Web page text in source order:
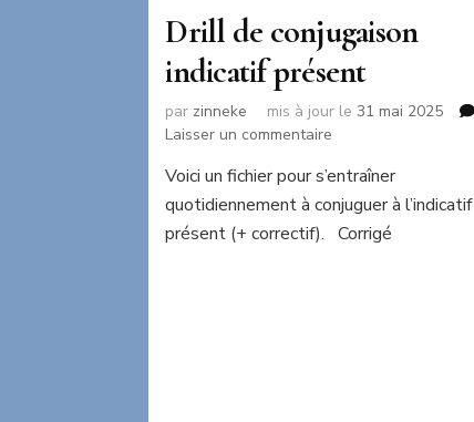
Drill de conjugaison
indicatif présent
par zinneke mis à jour le31 mai 2025
Laisser un commentaire
de
conjugaison
indicatif
Voici un fichier pour s’entraîner
quotidiennement à conjuguer à l’indicatif
présent (+ correctif). Corrigé